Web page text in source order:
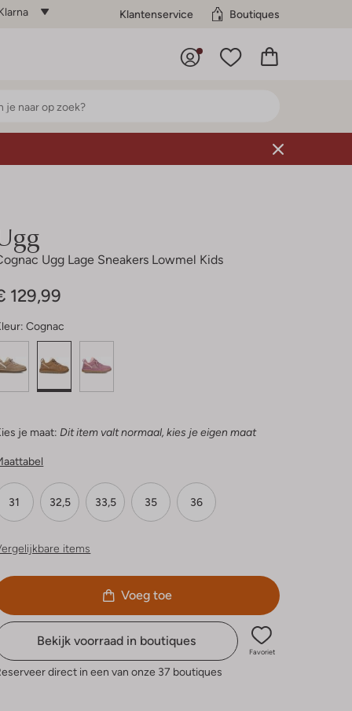
Klantenservice Boutiques
Ugg Lage Sneakers Lowmel Kids
129,99
Cognac
je maat: Dit item valt normaal, kies je eigen maat
31 32,5 33,5 35 36
items
Voeg toe
Bekijk voorraad in boutiques
Favoriet
direct in een van onze 37 boutiques